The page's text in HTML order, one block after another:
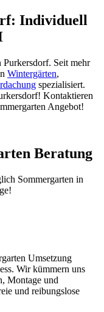
Individuell
Seit mehr
Wintergärten,
spezialisiert.
Kontaktieren
Angebot!
Beratung
Sommergarten in
Umsetzung
Wir kümmern uns
Montage und
und reibungslose